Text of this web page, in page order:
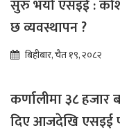
सुरु भयो एसइई :
छ व्यवस्थापन ?
बिहीबार, चैत १९, २०८२
कर्णालीमा ३८ हजार
दिए आजदेखि एसइई